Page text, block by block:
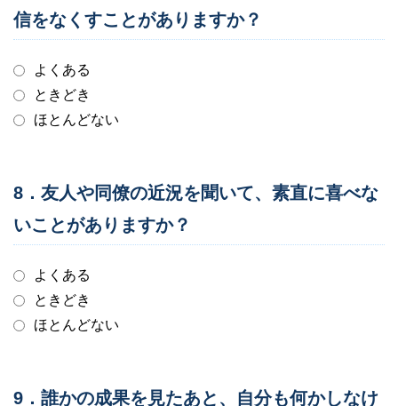
信をなくすことがありますか？
よくある
ときどき
ほとんどない
8．友人や同僚の近況を聞いて、素直に喜べな
いことがありますか？
よくある
ときどき
ほとんどない
9．誰かの成果を見たあと、自分も何かしなけ